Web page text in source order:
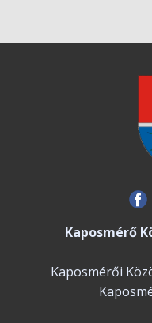
Kaposmérő
Kaposmérői